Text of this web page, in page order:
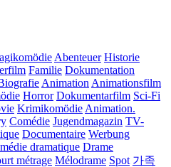
Abenteuer Historie
Familie Dokumentation
Animation Animationsfilm
Horror Dokumentarfilm Sci-Fi
Krimikomödie Animation.
Comédie Jugendmagazin TV-
Documentaire Werbung
dramatique Drame
métrage Mélodrame Spot 가족